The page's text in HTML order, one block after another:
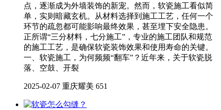
点，逐渐成为外墙装饰的新宠。然而，软瓷施工看似简
单，实则暗藏玄机。从材料选择到施工工艺，任何一个
环节的疏忽都可能影响最终效果，甚至埋下安全隐患。
正所谓“三分材料，七分施工”，专业的施工团队和规范
的施工工艺，是确保软瓷装饰效果和使用寿命的关键。
一、软瓷施工，为何频频“翻车”？近年来，关于软瓷脱
落、空鼓、开裂
2025-02-07 重庆耀美 651